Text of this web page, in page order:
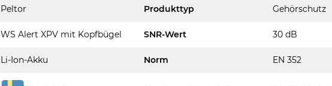
Peltor Produkttyp Gehörschutz
WS Alert XPV mit Kopfbügel SNR-Wert 30 dB
Li-Ion-Akku Norm EN 352